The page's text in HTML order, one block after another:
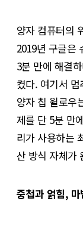
양자 컴퓨터의
2019년 구글은
3분 만에 해결
켰다. 여기서
양자 칩 윌로우
제를 단 5분 만
리가 사용하는
산 방식 자체가
중첩과 얽힘,